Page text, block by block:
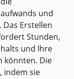
und
Das Erstellen
Stunden,
und Ihre
könnten. Die
indem sie